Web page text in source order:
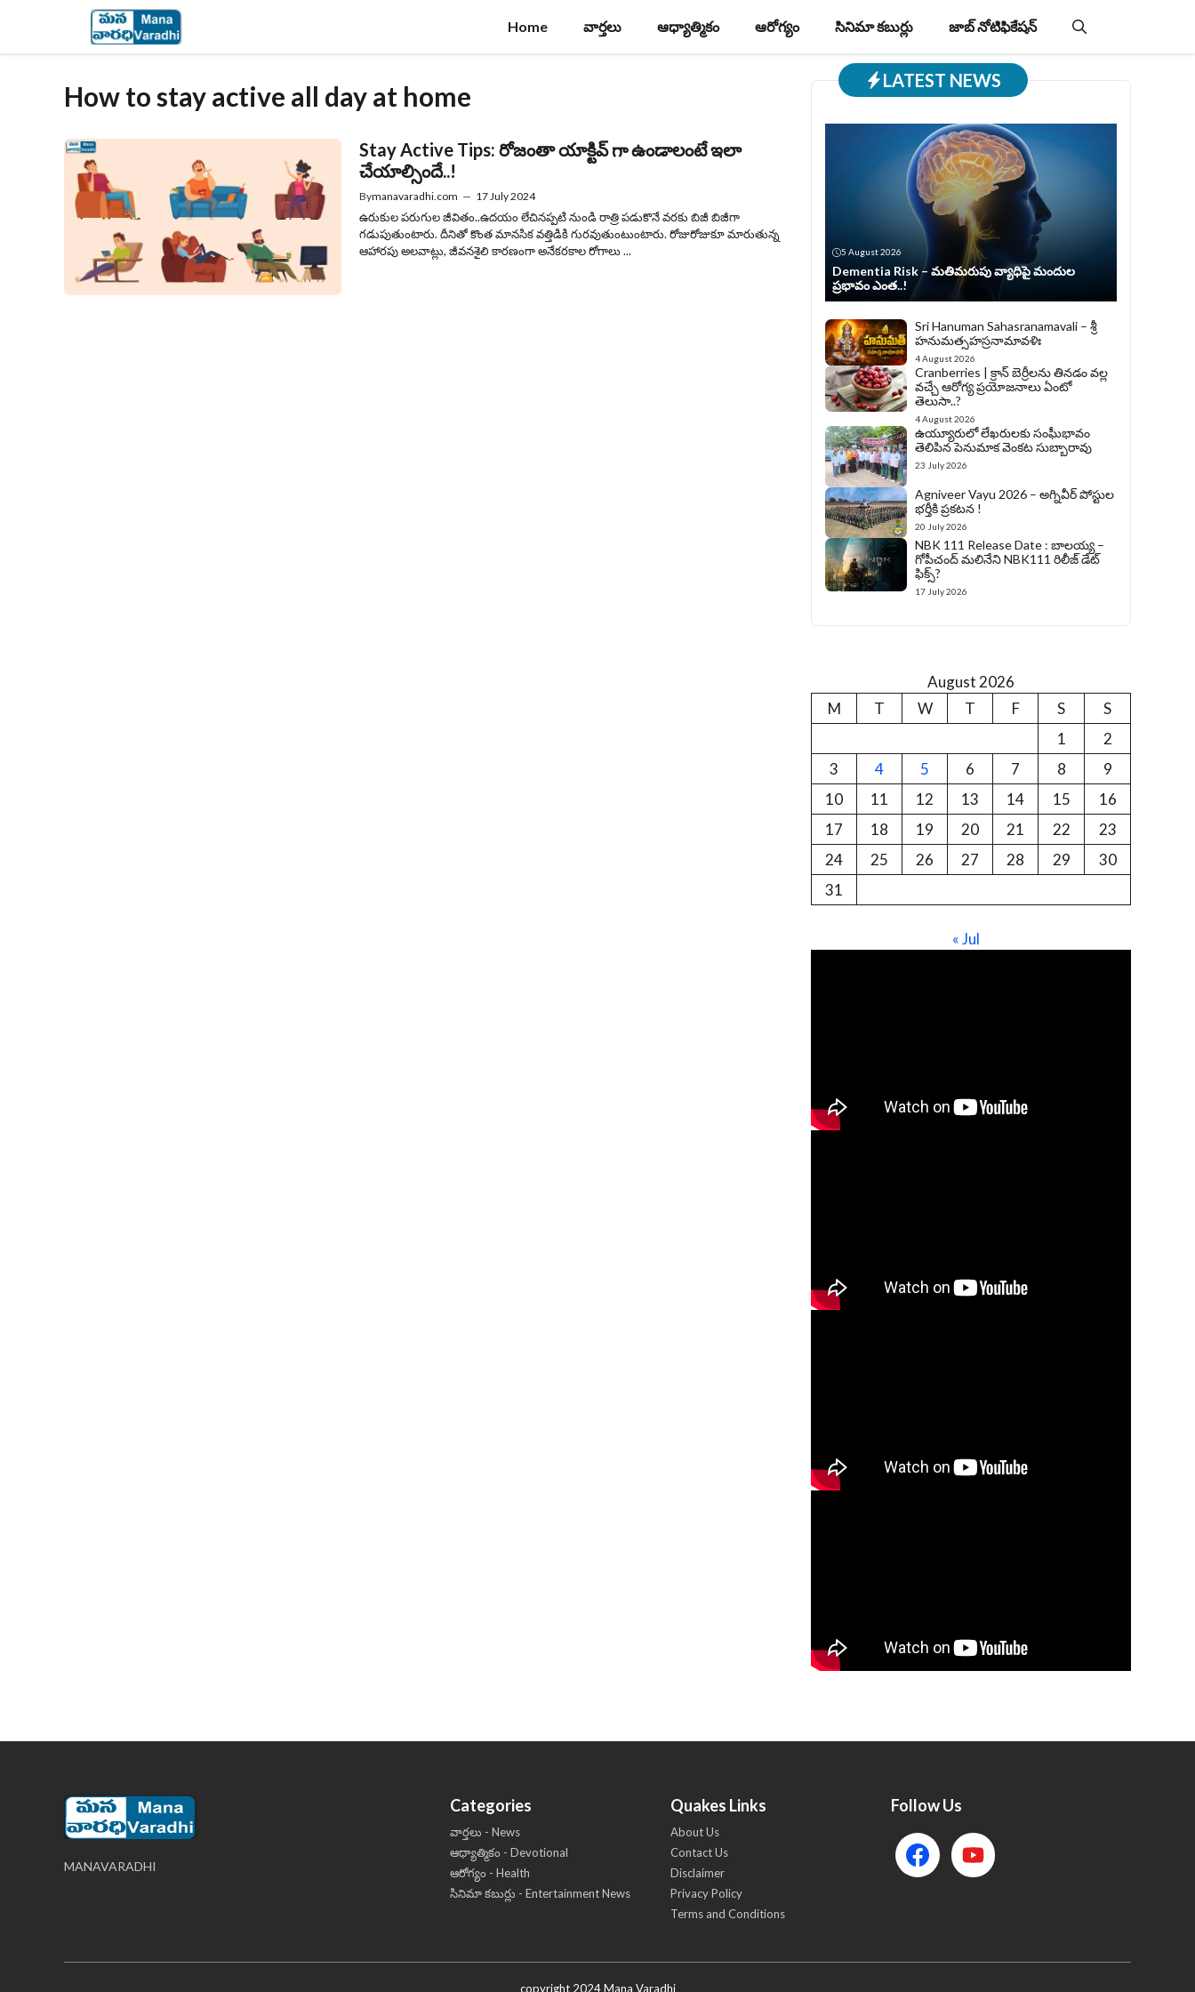
content
Home వార్తలు ఆధ్యాత్మికం ఆరోగ్యం సినిమా కబుర్లు జాబ్‌ నోటిఫికేషన్‌
How to stay active all day at home
Stay Active Tips: రోజంతా యాక్టివ్ గా ఉండాలంటే ఇలా
చేయాల్సిందే..!
Bymanavaradhi.com — 17 July 2024
ఉరుకుల పరుగుల జీవితం..ఉదయం లేచినప్పటి నుండి రాత్రి పడుకొనే వరకు బిజీ బిజీగా
గడుపుతుంటారు. దీనితో కొంత మానసిక వత్తిడికి గురవుతుంటుంటారు. రోజురోజుకూ మారుతున్న
ఆహారపు అలవాట్లు, జీవనశైలి కారణంగా అనేకరకాల రోగాలు ...
LATEST NEWS
5 August 2026
Dementia Risk – మతిమరుపు వ్యాధిపై మందుల
ప్రభావం ఎంత..!
Sri Hanuman Sahasranamavali – శ్రీ
హనుమత్సహస్రనామావళిః
4 August 2026
Cranberries | క్రాన్ బెర్రీల‌ను తిన‌డం వ‌ల్ల
వచ్చే ఆరోగ్య ప్రయోజనాలు ఏంటో
తెలుసా..?
4 August 2026
ఉయ్యూరులో లేఖరులకు సంఘీభావం
తెలిపిన పెనుమాక వెంకట సుబ్బారావు
23 July 2026
Agniveer Vayu 2026 – అగ్నివీర్‌ పోస్టుల
భర్తీకి ప్రకటన !
20 July 2026
NBK 111 Release Date : బాలయ్య –
గోపీచంద్ మలినేని NBK111 రిలీజ్ డేట్
ఫిక్స్?
17 July 2026
August 2026
M
T W T F S
S
1
2
3
4 5 6 7 8
9
10
11 12 13 14 15
16
17
18 19 20 21 22
23
24
25 26 27 28 29
30
31
« Jul
MANAVARADHI
Categories
వార్తలు - News
ఆధ్యాత్మికం - Devotional
ఆరోగ్యం - Health
సినిమా కబుర్లు - Entertainment News
Quakes Links
About Us
Contact Us
Disclaimer
Privacy Policy
Terms and Conditions
Follow Us
copyright 2024 Mana Varadhi